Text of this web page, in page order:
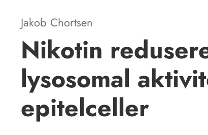
Jakob Chortsen
Nikotin
lysosomal
epitelceller